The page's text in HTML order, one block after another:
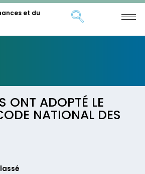
et du
ONT ADOPTÉ LE
NATIONAL DES